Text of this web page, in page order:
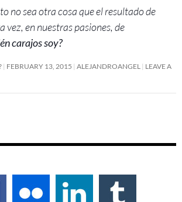
no sea otra cosa que el resultado de
vez, en nuestras pasiones, de
carajos soy?
FEBRUARY 13, 2015 ALEJANDROANGEL
LEAVE A